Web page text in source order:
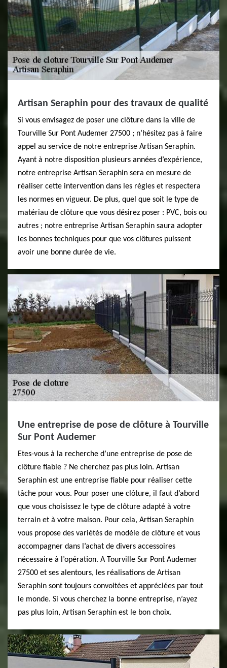
Artisan Seraphin pour des travaux de qualité
Si vous envisagez de poser une clôture dans la ville de
Tourville Sur Pont Audemer 27500 ; n’hésitez pas à faire
appel au service de notre entreprise Artisan Seraphin.
Ayant à notre disposition plusieurs années d’expérience,
notre entreprise Artisan Seraphin sera en mesure de
réaliser cette intervention dans les règles et respectera
les normes en vigueur. De plus, quel que soit le type de
matériau de clôture que vous désirez poser : PVC, bois ou
autres ; notre entreprise Artisan Seraphin saura adopter
les bonnes techniques pour que vos clôtures puissent
avoir une bonne durée de vie.
Une entreprise de pose de clôture à Tourville
Sur Pont Audemer
Etes-vous à la recherche d’une entreprise de pose de
clôture fiable ? Ne cherchez pas plus loin. Artisan
Seraphin est une entreprise fiable pour réaliser cette
tâche pour vous. Pour poser une clôture, il faut d’abord
que vous choisissez le type de clôture adapté à votre
terrain et à votre maison. Pour cela, Artisan Seraphin
vous propose des variétés de modèle de clôture et vous
accompagner dans l’achat de divers accessoires
nécessaire à l’opération. A Tourville Sur Pont Audemer
27500 et ses alentours, les réalisations de Artisan
Seraphin sont toujours convoitées et appréciées par tout
le monde. Si vous cherchez la bonne entreprise, n’ayez
pas plus loin, Artisan Seraphin est le bon choix.